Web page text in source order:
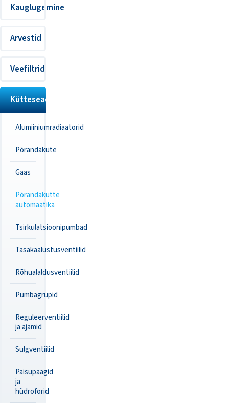
Kauglugemine
Arvestid
Veefiltrid
Kütteseadmed
Alumiiniumradiaatorid
Põrandaküte
Gaas
Põrandakütte
automaatika
Tsirkulatsioonipumbad
Tasakaalustusventiilid
Rõhualaldusventiilid
Pumbagrupid
Reguleerventiilid
ja ajamid
Sulgventiilid
Paisupaagid
ja
hüdroforid